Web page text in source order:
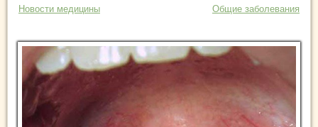
Новости медицины Общие заболевания